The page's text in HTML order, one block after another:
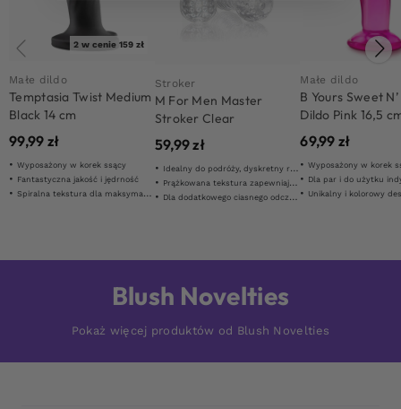
2 w cenie 159 zł
Małe dildo
Temptasia Twist Medium
Black 14 cm
99,99 zł
Wyposażony w korek ssący
Fantastyczna jakość i jędrność
Spiralna tekstura dla maksymalnej stymulacji
Stroker
M For Men Master
Stroker Clear
59,99zł
Idealny do podróży, dyskretny rozmiar
Prążkowana tekstura zapewniająca maksymalne wrażenia
Dla dodatkowego ciasnego odczucia
Małe dildo
B Yours Sweet
Dildo Pink 16,5
69,99zł
Wyposażony w korek
Dla par i do użytku
Unikalny i kolorowy
Blush Novelties
Pokaż więcej produktów od Blush Novelties